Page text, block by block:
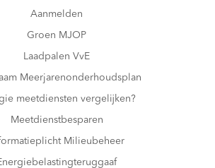
Aanmelden
Groen MJOP
Laadpalen VvE
Meerjarenonderhoudsplan
meetdiensten vergelijken?
Meetdienstbesparen
Milieubeheer